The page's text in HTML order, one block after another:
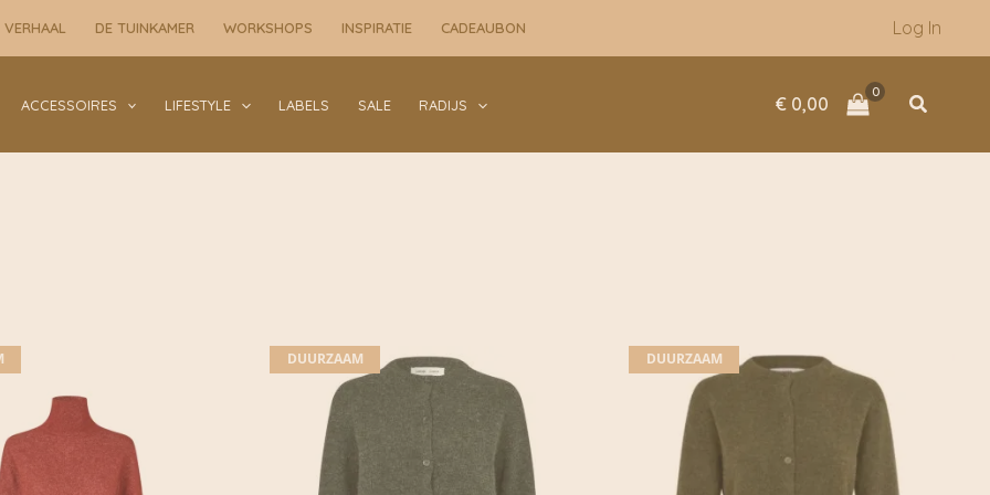
DE TUINKAMER WORKSHOPS INSPIRATIE CADEAUBON Log In
ACCESSOIRES LIFESTYLE LABELS SALE RADIJS € 0,00 Zoeken
DUURZAAM DUURZAAM